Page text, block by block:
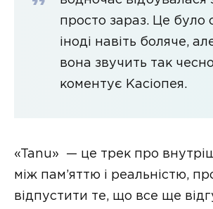
просто зараз. Це було
іноді навіть боляче,
вона звучить так
коментує Касіопея.
«Tanu» — це трек про
між пам’яттю і реальністю,
відпустити те, що все ще